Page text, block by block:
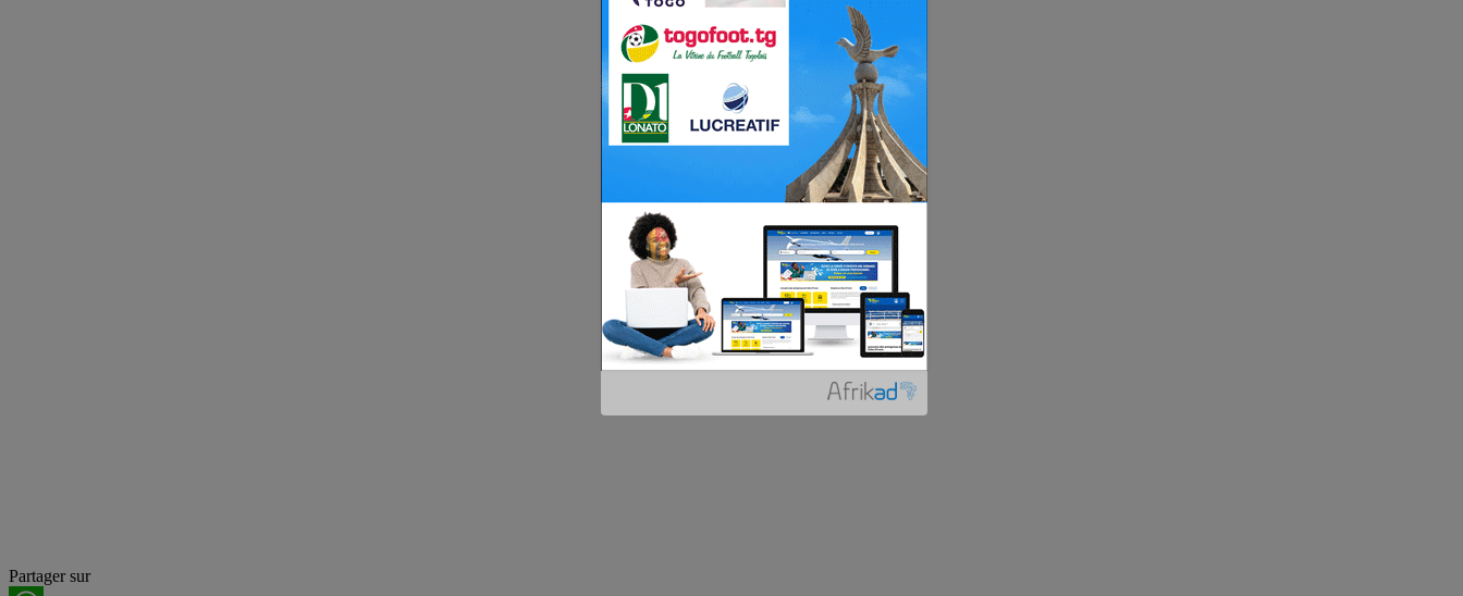
Partager sur